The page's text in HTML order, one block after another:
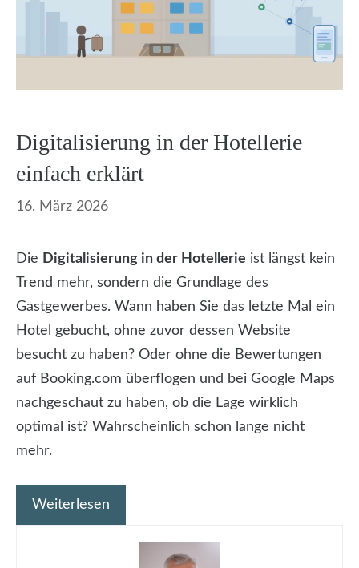
Digitalisierung in der Hotellerie
einfach erklärt
16. März 2026
Die Digitalisierung in der Hotellerie ist längst kein
Trend mehr, sondern die Grundlage des
Gastgewerbes. Wann haben Sie das letzte Mal ein
Hotel gebucht, ohne zuvor dessen Website
besucht zu haben? Oder ohne die Bewertungen
auf Booking.com überflogen und bei Google Maps
nachgeschaut zu haben, ob die Lage wirklich
optimal ist? Wahrscheinlich schon lange nicht
mehr.
Weiterlesen